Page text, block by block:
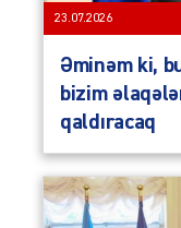
23.07.2026
Əminəm ki,
bizim
qaldıracaq